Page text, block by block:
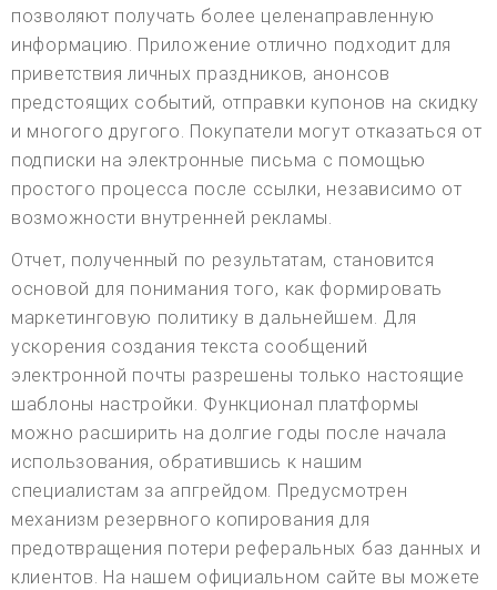
позволяют получать более целенаправленную
информацию. Приложение отлично подходит для
приветствия личных праздников, анонсов
предстоящих событий, отправки купонов на скидку
и многого другого. Покупатели могут отказаться от
подписки на электронные письма с помощью
простого процесса после ссылки, независимо от
возможности внутренней рекламы.
Отчет, полученный по результатам, становится
основой для понимания того, как формировать
маркетинговую политику в дальнейшем. Для
ускорения создания текста сообщений
электронной почты разрешены только настоящие
шаблоны настройки. Функционал платформы
можно расширить на долгие годы после начала
использования, обратившись к нашим
специалистам за апгрейдом. Предусмотрен
механизм резервного копирования для
предотвращения потери реферальных баз данных и
клиентов. На нашем официальном сайте вы можете